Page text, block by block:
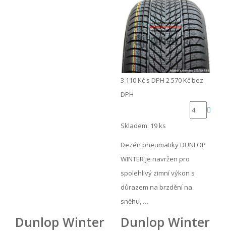
3 110 Kč s DPH 2 570 Kč bez
DPH
Skladem: 19 ks
Dezén pneumatiky DUNLOP
WINTER je navržen pro
spolehlivý zimní výkon s
důrazem na brzdění na
sněhu, …
Dunlop Winter
Dunlop Winter